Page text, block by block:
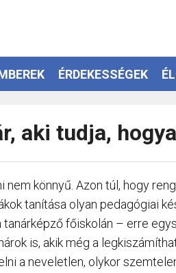
ÉRDEKESSÉGEK
aki tudja,
nem könnyű. Azon túl, hogy
tanítása olyan pedagógiai
főiskolán – erre
is, akik még a
a neveletlen, olykor